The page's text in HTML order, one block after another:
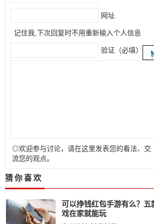
网址
记住我,下次回复时不用重新输入个人信息
验证（必填）
◎欢迎参与讨论，请在这里发表您的看法、交
流您的观点。
猜你喜欢
可以挣钱红包手游有么？五
戏在家就能玩